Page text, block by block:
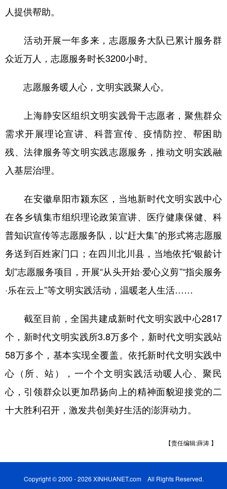
人提供帮助。
活动开展一年多来，志愿服务大队已累计服务群
众近万人，志愿服务时长3200小时。
志愿服务暖人心，文明实践聚人心。
上海静安区组织文明实践骨干志愿者，聚焦群众
需求开展理论宣讲、科普宣传、疫情防控、帮困助
残、法律服务等文明实践志愿服务，推动文明实践融
入基层治理。
在安徽阜阳市颍东区，当地新时代文明实践中心
在各乡镇集市组织理论政策宣讲、医疗健康保健、科
普知识宣传等志愿服务队，以“赶大集”的形式将志愿服
务送到百姓家门口；在四川北川县，当地依托“银龄计
划”志愿服务项目，开展“从头开始·爱心义剪”“指尖服务
·乐在云上”等文明实践活动，温暖老人生活……
截至目前，全国共建成新时代文明实践中心2817
个，新时代文明实践所3.8万多个，新时代文明实践站
58万多个，基本实现全覆盖。依托新时代文明实践中
心（所、站），一个个文明实践活动暖人心、聚民
心，引领群众以更加昂扬向上的精神面貌迎接党的二
十大胜利召开，激发共创美好生活的澎湃动力。
【责任编辑:薛涛 】
Copyright © 2000 - 2026 XINHUANET.com All Rights Reserved.